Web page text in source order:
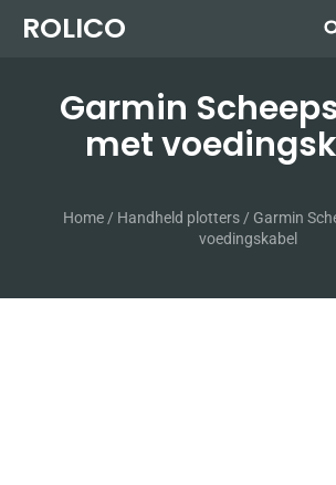
ROLICO
Garmin
met
Home/ Handheld plotters/ Garmin
voedingskabel